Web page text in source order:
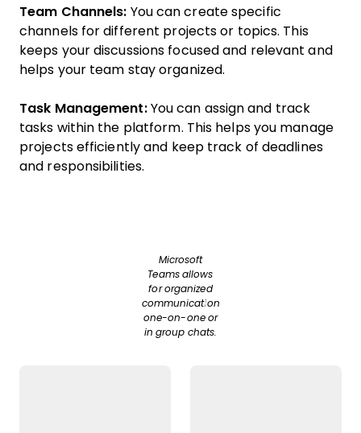
Team Channels: You can create specific
channels for different projects or topics. This
keeps your discussions focused and relevant and
helps your team stay organized.
Task Management:You can assign and track
tasks within the platform. This helps you manage
projects efficiently and keep track of deadlines
and responsibilities.
Microsoft
Teams allows
for organized
communication
one-on-one or
in group chats.